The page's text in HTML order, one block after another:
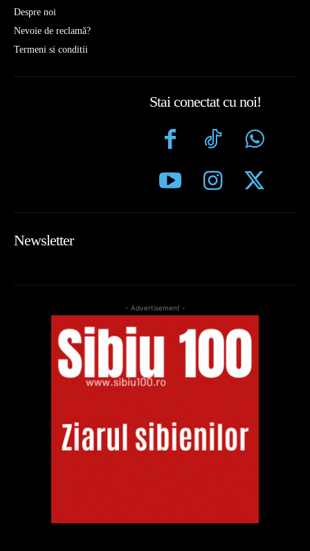
Despre noi
Nevoie de reclamă?
Termeni si conditii
Stai conectat cu noi!
Newsletter
- Advertisement -